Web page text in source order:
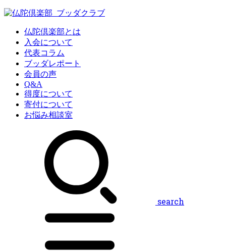
仏陀倶楽部とは
入会について
代表コラム
ブッダレポート
会員の声
Q&A
得度について
寄付について
お悩み相談室
search